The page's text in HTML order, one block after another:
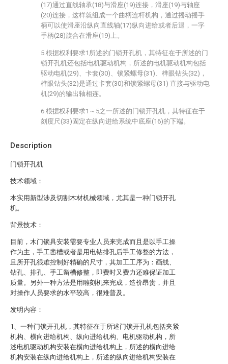
Description
门锁开孔机
技术领域：
本实用新型涉及切割木材机械领域，尤其是一种门锁开孔
机。
背景技术：
目前，木门锁具安装需要专业人员来完成而且是以手工操
作为主，手工凿槽或者是用电钻排孔后手工修整的方法，
且所开孔很难控制好精确的尺寸，其加工工序为：画线、
钻孔、排孔、手工凿槽修整，即费时又费力还难保证加工
质量。另外一种方法是用雕刻机来完成，造价昂贵，并且
对操作人员要求的水平较高，很难普及。
发明内容：
1、一种门锁开孔机，其特征在于所述门锁开孔机包括夹紧
机构、横向进给机构、纵向进给机构、电机驱动机构，所
述电机驱动机构安装在横向进给机构上，所述的横向进给
机构安装在纵向进给机构上，所述的纵向进给机构安装在
(17)通过直线轴承(18)与滑座(19)连接，滑座(19)与轴座
(20)连接，这样就组成一个曲柄连杆机构，通过摇动摇手
柄可以使滑座沿纵向直线轴(17)纵向进给或者后退，一字
手柄(28)旋合在滑座(19)上。
5.根据权利要求1所述的门锁开孔机，其特征在于所述的门
锁开孔机还包括电机驱动机构，所述的电机驱动机构包括
驱动电机(29)、卡套(30)、锁紧螺母(31)、榫眼钻头(32)，
榫眼钻头(32)是通过卡套(30)和锁紧螺母(31) 直接与驱动电
机(29)的输出轴相连。
6.根据权利要求1～5之一所述的门锁开孔机，其特征在于
刻度尺(33)固定在纵向进给系统中底座(16)的下端。